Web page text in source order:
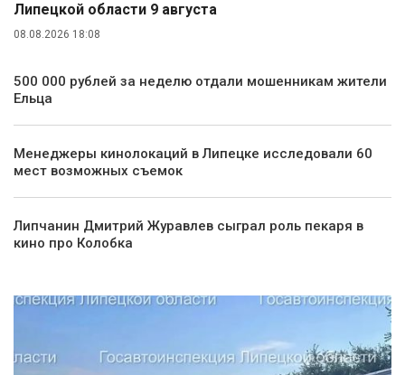
Липецкой области 9 августа
08.08.2026 18:08
500 000 рублей за неделю отдали мошенникам жители
Ельца
Менеджеры кинолокаций в Липецке исследовали 60
мест возможных съемок
Липчанин Дмитрий Журавлев сыграл роль пекаря в
кино про Колобка